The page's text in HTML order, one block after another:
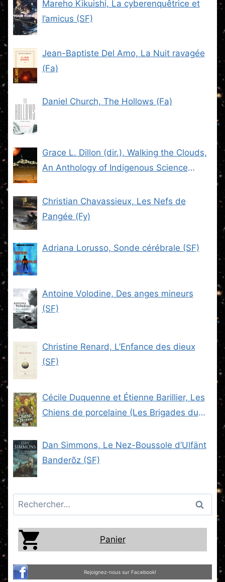
Mareho Kikuishi, La cyberenquêtrice et
l’amicus (SF)
Jean-Baptiste Del Amo, La Nuit ravagée
(Fa)
Daniel Church, The Hollows (Fa)
Grace L. Dillon (dir.), Walking the Clouds,
An Anthology of Indigenous Science
Christian Chavassieux, Les Nefs de
Pangée (Fy)
Adriana Lorusso, Sonde cérébrale (SF)
Antoine Volodine, Des anges mineurs
(SF)
Christine Renard, L’Enfance des dieux
(SF)
Cécile Duquenne et Étienne Barillier, Les
Chiens de porcelaine (Les Brigades du
Dan Simmons, Le Nez-Boussole d’Ulfänt
Banderõz (SF)
Rechercher :
Panier
Rejoignez-nous sur Facebook!